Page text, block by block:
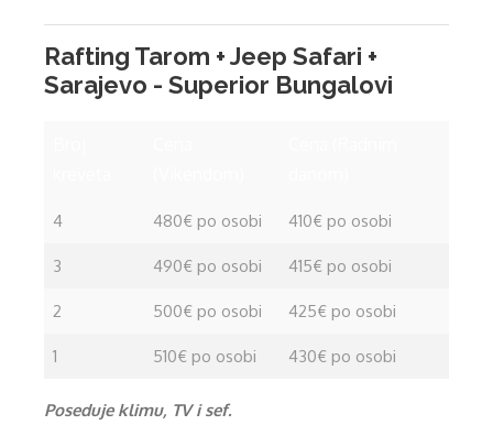
Rafting Tarom + Jeep Safari +
Sarajevo - Superior Bungalovi
4 480€ po osobi 410€ po osobi
3 490€ po osobi 415€ po osobi
2 500€ po osobi 425€ po osobi
1 510€ po osobi 430€ po osobi
Poseduje klimu, TV i sef.